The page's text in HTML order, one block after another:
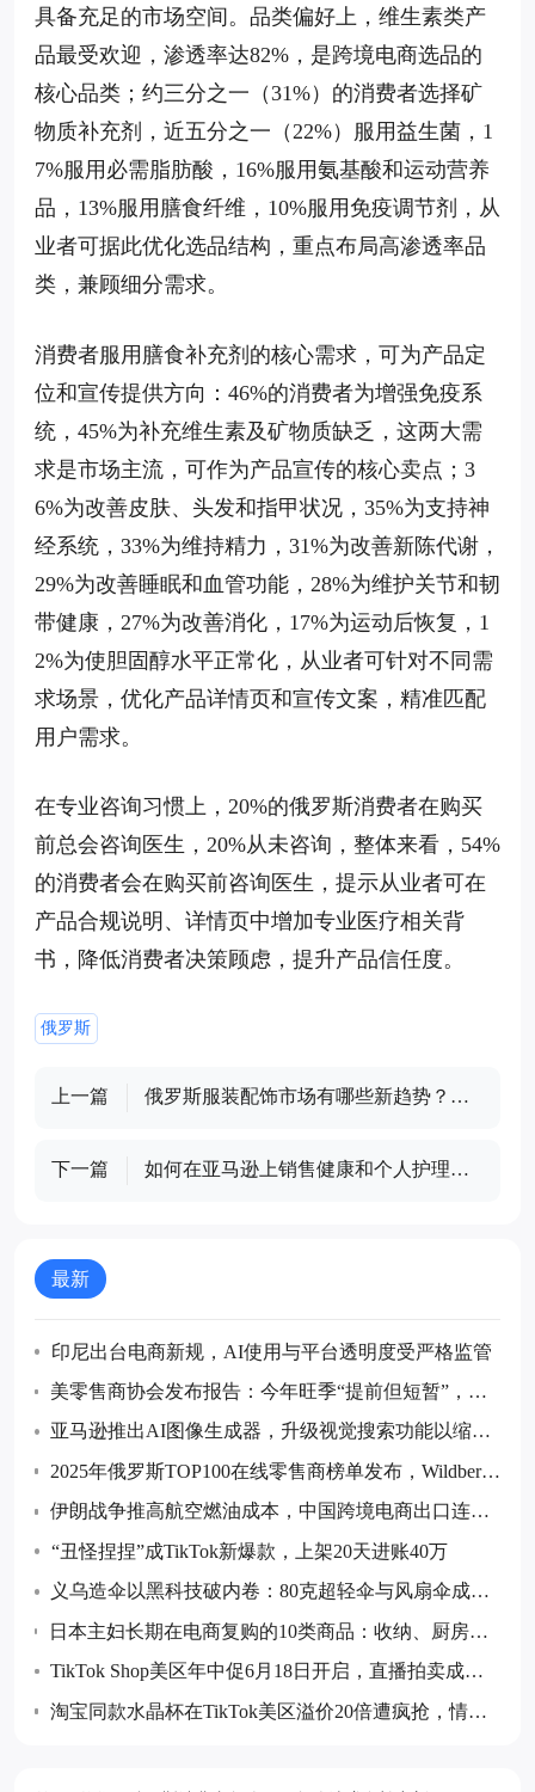
具备充足的市场空间。品类偏好上，维生素类产
品最受欢迎，渗透率达82%，是跨境电商选品的
核心品类；约三分之一（31%）的消费者选择矿
物质补充剂，近五分之一（22%）服用益生菌，1
7%服用必需脂肪酸，16%服用氨基酸和运动营养
品，13%服用膳食纤维，10%服用免疫调节剂，从
业者可据此优化选品结构，重点布局高渗透率品
类，兼顾细分需求。
消费者服用膳食补充剂的核心需求，可为产品定
位和宣传提供方向：46%的消费者为增强免疫系
统，45%为补充维生素及矿物质缺乏，这两大需
求是市场主流，可作为产品宣传的核心卖点；3
6%为改善皮肤、头发和指甲状况，35%为支持神
经系统，33%为维持精力，31%为改善新陈代谢，
29%为改善睡眠和血管功能，28%为维护关节和韧
带健康，27%为改善消化，17%为运动后恢复，1
2%为使胆固醇水平正常化，从业者可针对不同需
求场景，优化产品详情页和宣传文案，精准匹配
用户需求。
在专业咨询习惯上，20%的俄罗斯消费者在购买
前总会咨询医生，20%从未咨询，整体来看，54%
的消费者会在购买前咨询医生，提示从业者可在
产品合规说明、详情页中增加专业医疗相关背
书，降低消费者决策顾虑，提升产品信任度。
俄罗斯
上一篇
俄罗斯服装配饰市场有哪些新趋势？卖
下一篇
如何在亚马逊上销售健康和个人护理产
最新
印尼出台电商新规，AI使用与平台透明度受严格监管
美零售商协会发布报告：今年旺季“提前但短暂”，预
计7月后货量回落
亚马逊推出AI图像生成器，升级视觉搜索功能以缩小
购物搜索范围
2025年俄罗斯TOP100在线零售商榜单发布，Wildberrie
s和Ozon继续领跑
伊朗战争推高航空燃油成本，中国跨境电商出口连续
五个月同比下降
“丑怪捏捏”成TikTok新爆款，上架20天进账40万
义乌造伞以黑科技破内卷：80克超轻伞与风扇伞成全
球采购热点
日本主妇长期在电商复购的10类商品：收纳、厨房消
耗品与防灾储备等成跨境卖家布局重点
TikTok Shop美区年中促6月18日开启，直播拍卖成最
大增量玩法
淘宝同款水晶杯在TikTok美区溢价20倍遭疯抢，情绪